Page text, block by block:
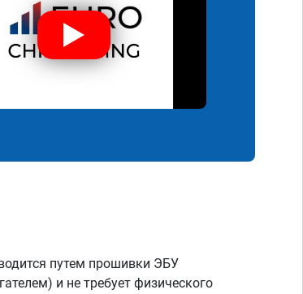
путем прошивки ЭБУ
и не требует физического